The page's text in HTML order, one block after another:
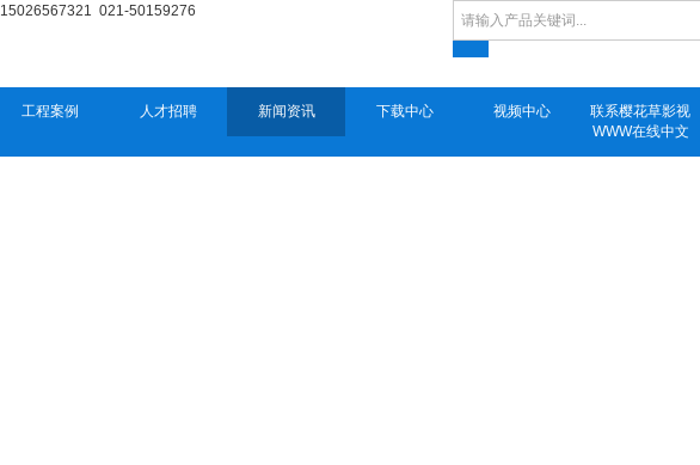
15026567321 021-50159276
工程案例 人才招聘 新闻资讯 下载中心 视频中心
联系樱花草影视
WWW在线中文